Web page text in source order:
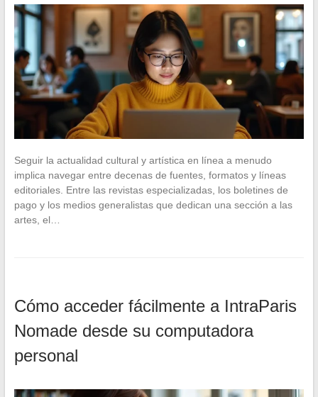
Seguir la actualidad cultural y artística en línea a menudo
implica navegar entre decenas de fuentes, formatos y líneas
editoriales. Entre las revistas especializadas, los boletines de
pago y los medios generalistas que dedican una sección a las
artes, el…
Cómo acceder fácilmente a IntraParis
Nomade desde su computadora
personal